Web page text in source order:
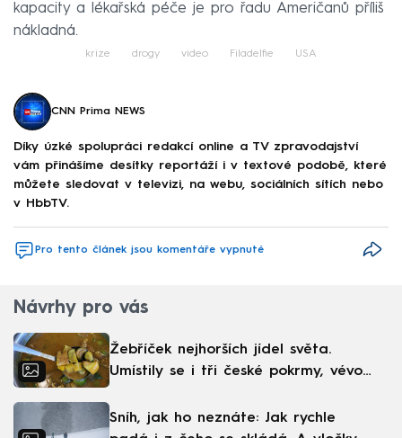
kapacity a lékařská péče je pro řadu Američanů příliš
nákladná.
krize drogy video Filadelfie USA
CNN Prima NEWS
Díky úzké spolupráci redakcí online a TV zpravodajství
vám přinášíme desítky reportáží i v textové podobě, které
můžete sledovat v televizi, na webu, sociálních sítích nebo
v HbbTV.
Pro tento článek jsou komentáře vypnuté
Návrhy pro vás
Žebříček nejhorších jídel světa.
Umístily se i tři české pokrmy, vévodí
Sníh, jak ho neznáte: Jak rychle